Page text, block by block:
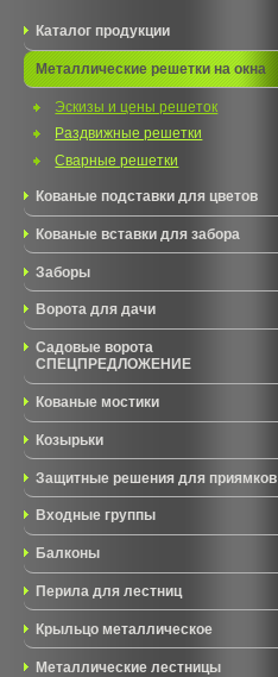
Каталог продукции
Металлические решетки на окна
Эскизы и цены решеток
Раздвижные решетки
Сварные решетки
Кованые подставки для цветов
Кованые вставки для забора
Заборы
Ворота для дачи
Садовые ворота
СПЕЦПРЕДЛОЖЕНИЕ
Кованые мостики
Козырьки
Защитные решения для приямков
Входные группы
Балконы
Перила для лестниц
Крыльцо металлическое
Металлические лестницы